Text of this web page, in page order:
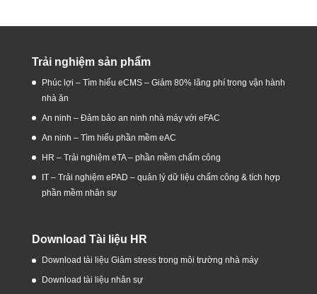
Trải nghiệm sản phẩm
Phúc lợi – Tìm hiểu eCMS – Giảm 80% lãng phí trong vận hành
nhà ăn
An ninh – Đảm bảo an ninh nhà máy với eFAC
An ninh – Tìm hiểu phần mềm eAC
HR – Trải nghiệm eTA – phần mềm chấm công
IT – Trải nghiệm ePAD – quản lý dữ liệu chấm công & tích hợp
phần mềm nhân sự
Download Tài liệu HR
Download tài liệu Giảm stress trong môi trường nhà máy
Download tài liệu nhân sự